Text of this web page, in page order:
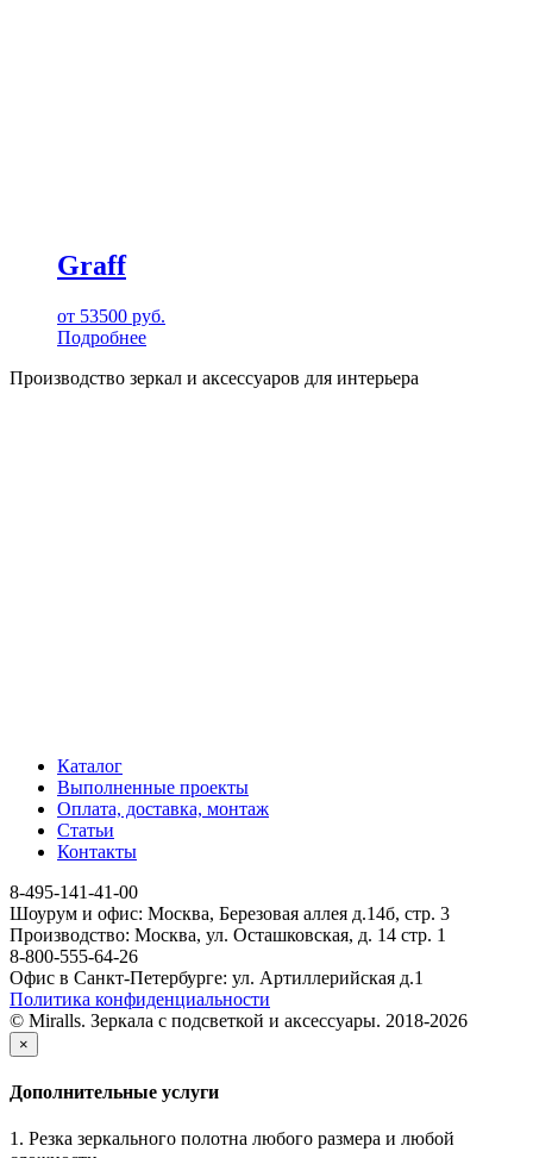
Graff
от 53500 руб.
Подробнее
Производство зеркал и аксессуаров для интерьера
Каталог
Выполненные проекты
Оплата, доставка, монтаж
Статьи
Контакты
8-495-141-41-00
Шоурум и офис: Москва, Березовая аллея д.14б, стр. 3
Производство: Москва, ул. Осташковская, д. 14 стр. 1
8-800-555-64-26
Офис в Санкт-Петербурге: ул. Артиллерийская д.1
Политика конфиденциальности
© Miralls. Зеркала с подсветкой и аксессуары. 2018-2026
×
Дополнительные услуги
1. Резка зеркального полотна любого размера и любой